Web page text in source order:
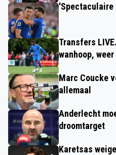
Transfers
wanhoop,
Marc Coucke
allemaal
Anderlecht
droomtarget
Karetsas